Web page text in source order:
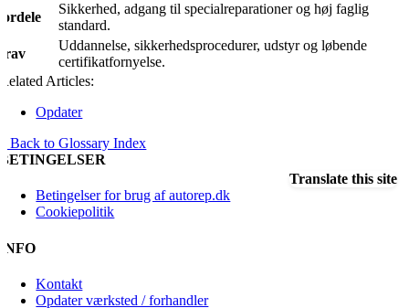
Sikkerhed, adgang til specialreparationer og høj faglig
standard.
Uddannelse, sikkerhedsprocedurer, udstyr og løbende
certifikatfornyelse.
Related Articles:
Opdater
« Back to Glossary Index
Translate this site
BETINGELSER
Betingelser for brug af autorep.dk
Cookiepolitik
INFO
Kontakt
Opdater værksted / forhandler